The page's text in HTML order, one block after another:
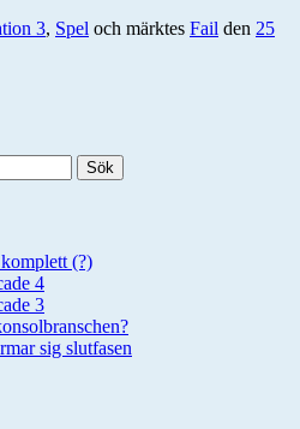
3, Spel och märktes Fail den 25
(?)
4
3
sig slutfasen